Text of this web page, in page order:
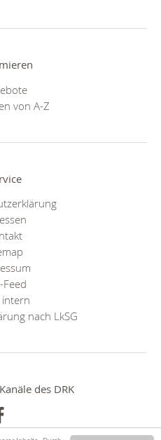
von A-Z
Feed
intern
nach LkSG
des DRK